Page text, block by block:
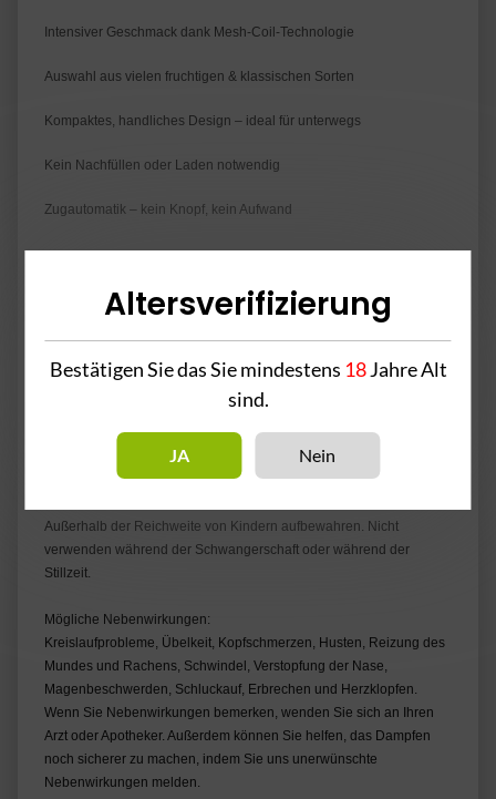
Intensiver Geschmack dank Mesh-Coil-Technologie
Auswahl aus vielen fruchtigen & klassischen Sorten
Kompaktes, handliches Design – ideal für unterwegs
Kein Nachfüllen oder Laden notwendig
Zugautomatik – kein Knopf, kein Aufwand
2% Nikotin pro Pod
Inhaltsstoffe: Propylenglykol, Pflanzenglycerin, Aromastoffe &
Bei Unwohlsein nach dem Gebrauch bitte einen Arzt kontaktieren
Außerhalb der Reichweite von Kindern aufbewahren. Nicht
verwenden während der Schwangerschaft oder während der
Stillzeit.
Mögliche Nebenwirkungen:
Kreislaufprobleme, Übelkeit, Kopfschmerzen, Husten, Reizung des
Mundes und Rachens, Schwindel, Verstopfung der Nase,
Magenbeschwerden, Schluckauf, Erbrechen und Herzklopfen.
Wenn Sie Nebenwirkungen bemerken, wenden Sie sich an Ihren
Arzt oder Apotheker. Außerdem können Sie helfen, das Dampfen
noch sicherer zu machen, indem Sie uns unerwünschte
Nebenwirkungen melden.
Altersverifizierung
Bestätigen Sie das Sie mindestens 18Jahre Alt
sind.
JA Nein